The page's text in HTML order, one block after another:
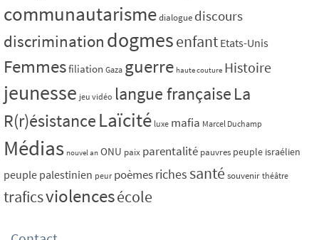
communautarismedialogue discours
discrimination dogmesenfant Etats-Unis
Femmesfiliation Gaza guerre haute couture Histoire
jeunesse jeu vidéo langue française La
R(r)ésistanceLaïcité luxe mafia Marcel Duchamp
Médias nouvel an ONU paix parentalité pauvres peuple israélien
peuple palestinien peur poèmesriches santé souvenir théâtre
traficsviolencesécole